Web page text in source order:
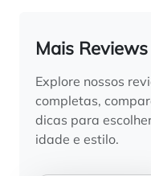
Mais Reviews
Explore nossos
completas,
dicas para
idade e estilo.